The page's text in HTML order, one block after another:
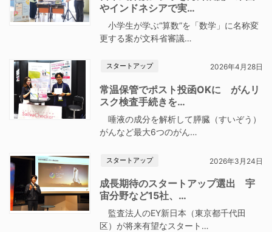
やインドネシアで実…
小学生が学ぶ“算数”を「数学」に名称変
更する案が文科省審議…
スタートアップ 2026年4月28日
常温保管でポスト投函OKに がんリ
スク検査手続きを…
唾液の成分を解析して膵臓（すいぞう）
がんなど最大6つのがん…
スタートアップ 2026年3月24日
成長期待のスタートアップ選出 宇
宙分野など15社、…
監査法人のEY新日本（東京都千代田
区）が将来有望なスタート…